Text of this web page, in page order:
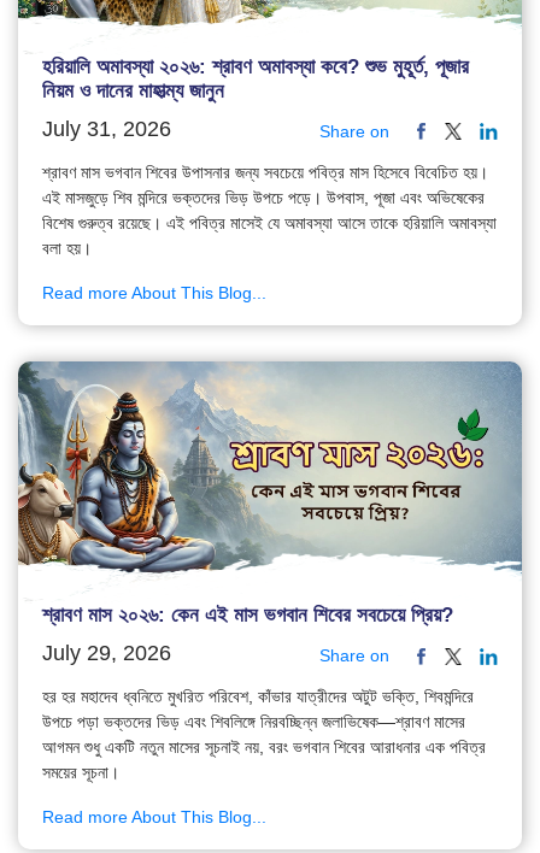
হরিয়ালি অমাবস্যা ২০২৬: শ্রাবণ অমাবস্যা কবে? শুভ মুহূর্ত, পূজার
নিয়ম ও দানের মাহাত্ম্য জানুন
July 31, 2026 Share on
শ্রাবণ মাস ভগবান শিবের উপাসনার জন্য সবচেয়ে পবিত্র মাস হিসেবে বিবেচিত হয়।
এই মাসজুড়ে শিব মন্দিরে ভক্তদের ভিড় উপচে পড়ে। উপবাস, পূজা এবং অভিষেকের
বিশেষ গুরুত্ব রয়েছে। এই পবিত্র মাসেই যে অমাবস্যা আসে তাকে হরিয়ালি অমাবস্যা
বলা হয়।
Read more About This Blog...
শ্রাবণ মাস ২০২৬: কেন এই মাস ভগবান শিবের সবচেয়ে প্রিয়?
July 29, 2026 Share on
হর হর মহাদেব ধ্বনিতে মুখরিত পরিবেশ, কাঁভার যাত্রীদের অটুট ভক্তি, শিবমন্দিরে
উপচে পড়া ভক্তদের ভিড় এবং শিবলিঙ্গে নিরবচ্ছিন্ন জলাভিষেক—শ্রাবণ মাসের
আগমন শুধু একটি নতুন মাসের সূচনাই নয়, বরং ভগবান শিবের আরাধনার এক পবিত্র
সময়ের সূচনা।
Read more About This Blog...